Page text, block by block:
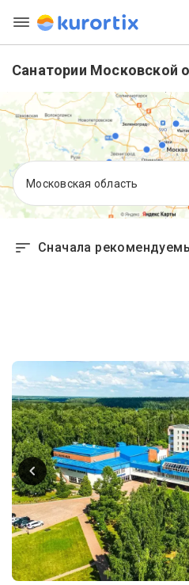
Санатории Московской
Московская область
Сначала